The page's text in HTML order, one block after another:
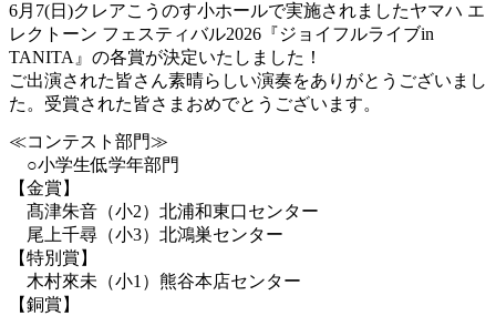
6月7(日)クレアこうのす小ホールで実施されましたヤマハ エ
レクトーン フェスティバル2026『ジョイフルライブin
TANITA』の各賞が決定いたしました！
ご出演された皆さん素晴らしい演奏をありがとうございまし
た。受賞された皆さまおめでとうございます。
≪コンテスト部門≫
○小学生低学年部門
【金賞】
髙津朱音（小2）北浦和東口センター
尾上千尋（小3）北鴻巣センター
【特別賞】
木村來未（小1）熊谷本店センター
【銅賞】